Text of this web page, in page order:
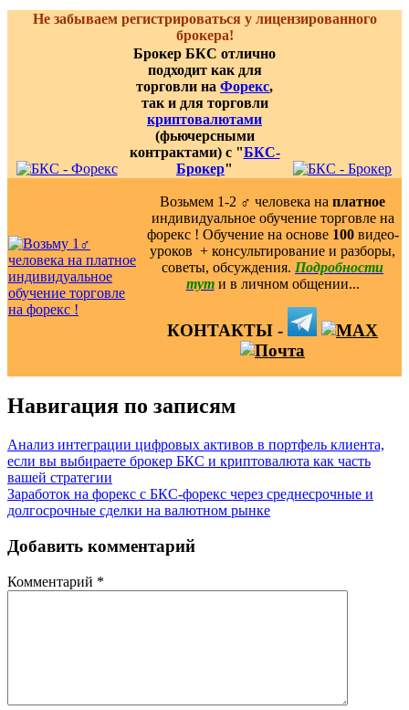
Не забываем регистрироваться у лицензированного
брокера!
Брокер БКС отлично
подходит как для
торговли на Форекс,
так и для торговли
криптовалютами
(фьючерсными
контрактами) с "БКС-
Брокер"
Возьмем 1-2 ‍♂️ человека на платное
индивидуальное обучение торговле на
форекс ! Обучение на основе 100видео-
уроков ️ + консультирование и разборы,
советы, обсуждения. Подробности
тут и в личном общении...
КОНТАКТЫ -
Навигация по записям
Анализ интеграции цифровых активов в портфель клиента,
если вы выбираете брокер БКС и криптовалюта как часть
вашей стратегии
Заработок на форекс с БКС-форекс через среднесрочные и
долгосрочные сделки на валютном рынке
Добавить комментарий
Комментарий *